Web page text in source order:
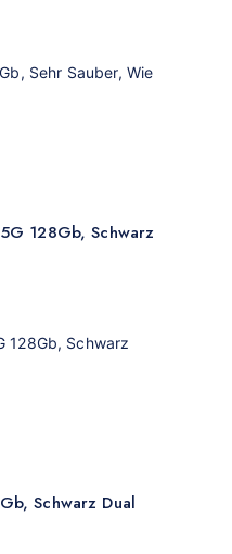
Sehr Sauber, Wie
128Gb, Schwarz